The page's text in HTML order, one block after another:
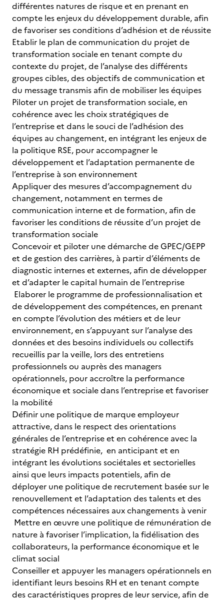
différentes natures de risque et en prenant en
compte les enjeux du développement durable, afin
de favoriser ses conditions d’adhésion et de réussite
Etablir le plan de communication du projet de
transformation sociale en tenant compte du
contexte du projet, de l’analyse des différents
groupes cibles, des objectifs de communication et
du message transmis afin de mobiliser les équipes
Piloter un projet de transformation sociale, en
cohérence avec les choix stratégiques de
l’entreprise et dans le souci de l’adhésion des
équipes au changement, en intégrant les enjeux de
la politique RSE, pour accompagner le
développement et l’adaptation permanente de
l’entreprise à son environnement
Appliquer des mesures d’accompagnement du
changement, notamment en termes de
communication interne et de formation, afin de
favoriser les conditions de réussite d’un projet de
transformation sociale
Concevoir et piloter une démarche de GPEC/GEPP
et de gestion des carrières, à partir d’éléments de
diagnostic internes et externes, afin de développer
et d’adapter le capital humain de l’entreprise
Elaborer le programme de professionnalisation et
de développement des compétences, en prenant
en compte l’évolution des métiers et de leur
environnement, en s’appuyant sur l’analyse des
données et des besoins individuels ou collectifs
recueillis par la veille, lors des entretiens
professionnels ou auprès des managers
opérationnels, pour accroître la performance
économique et sociale dans l’entreprise et favoriser
la mobilité
Définir une politique de marque employeur
attractive, dans le respect des orientations
générales de l’entreprise et en cohérence avec la
stratégie RH prédéfinie, en anticipant et en
intégrant les évolutions sociétales et sectorielles
ainsi que leurs impacts potentiels, afin de
déployer une politique de recrutement basée sur le
renouvellement et l’adaptation des talents et des
compétences nécessaires aux changements à venir
Mettre en œuvre une politique de rémunération de
nature à favoriser l’implication, la fidélisation des
collaborateurs, la performance économique et le
climat social
Conseiller et appuyer les managers opérationnels en
identifiant leurs besoins RH et en tenant compte
des caractéristiques propres de leur service, afin de